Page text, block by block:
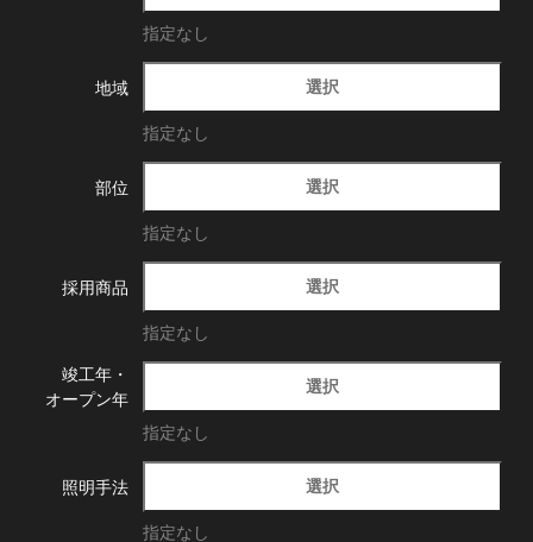
指定なし
地域 選択
指定なし
部位 選択
指定なし
採用商品 選択
指定なし
竣工年・
オープン年
選択
指定なし
照明手法 選択
指定なし